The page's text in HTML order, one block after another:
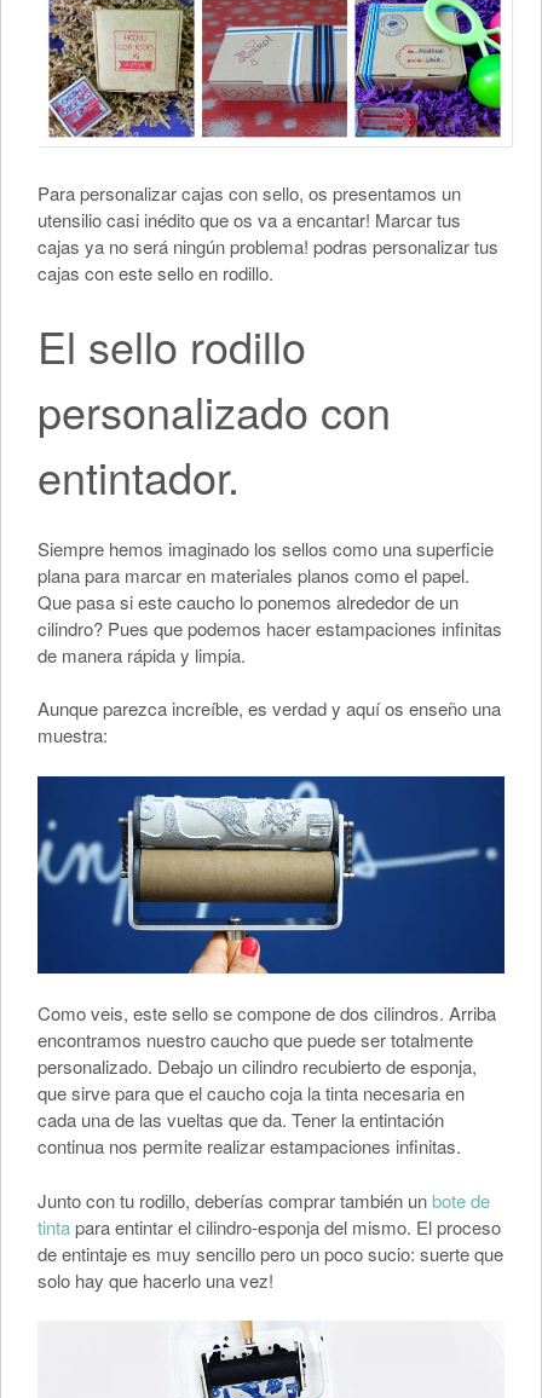
Para personalizar cajas con sello, os presentamos un
utensilio casi inédito que os va a encantar! Marcar tus
cajas ya no será ningún problema! podras personalizar tus
cajas con este sello en rodillo.
El sello rodillo
personalizado con
entintador.
Siempre hemos imaginado los sellos como una superficie
plana para marcar en materiales planos como el papel.
Que pasa si este caucho lo ponemos alrededor de un
cilindro? Pues que podemos hacer estampaciones infinitas
de manera rápida y limpia.
Aunque parezca increíble, es verdad y aquí os enseño una
muestra:
Como veis, este sello se compone de dos cilindros. Arriba
encontramos nuestro caucho que puede ser totalmente
personalizado. Debajo un cilindro recubierto de esponja,
que sirve para que el caucho coja la tinta necesaria en
cada una de las vueltas que da. Tener la entintación
continua nos permite realizar estampaciones infinitas.
Junto con tu rodillo, deberías comprar también unbote de
tintapara entintar el cilindro-esponja del mismo. El proceso
de entintaje es muy sencillo pero un poco sucio: suerte que
solo hay que hacerlo una vez!